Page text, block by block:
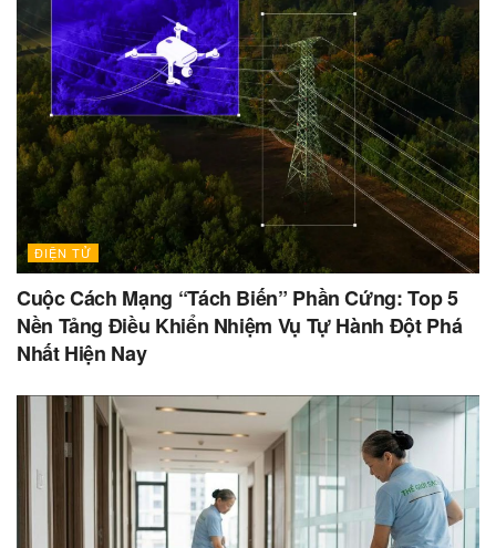
ĐIỆN TỬ
Cuộc Cách Mạng “Tách Biến” Phần Cứng: Top 5
Nền Tảng Điều Khiển Nhiệm Vụ Tự Hành Đột Phá
Nhất Hiện Nay